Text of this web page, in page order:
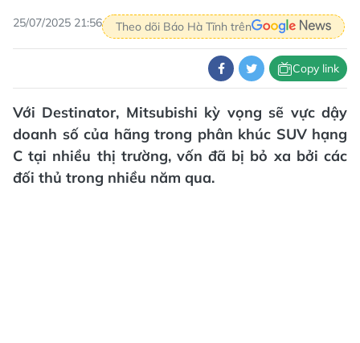
25/07/2025 21:56 Theo dõi Báo Hà Tĩnh trên
Copy link
Với Destinator, Mitsubishi kỳ vọng sẽ vực dậy
doanh số của hãng trong phân khúc SUV hạng
C tại nhiều thị trường, vốn đã bị bỏ xa bởi các
đối thủ trong nhiều năm qua.